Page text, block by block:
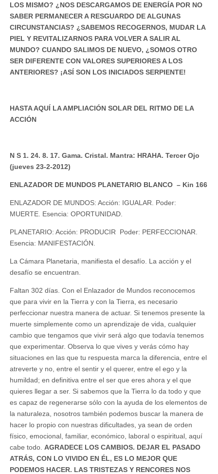
LOS MISMO? ¿NOS DESCARGAMOS DE ENERGÍA POR NO
SABER PERMANECER A RESGUARDO DE ALGUNAS
CIRCUNSTANCIAS? ¿SABEMOS RECOGERNOS, MUDAR LA
PIEL Y REVITALIZARNOS PARA VOLVER A SALIR AL
MUNDO? CUANDO SALIMOS DE NUEVO, ¿SOMOS OTRO
SER DIFERENTE CON VALORES SUPERIORES A LOS
ANTERIORES? ¡ASÍ SON LOS INICIADOS SERPIENTE!
HASTA AQUÍ LA AMPLIACIÓN SOLAR DEL RITMO DE LA
ACCIÓN
N S 1. 24. 8. 17. Gama. Cristal. Mantra: HRAHA. Tercer Ojo
(jueves 23-2-2012)
ENLAZADOR DE MUNDOS PLANETARIO BLANCO – Kin 166
ENLAZADOR DE MUNDOS: Acción: IGUALAR. Poder:
MUERTE. Esencia: OPORTUNIDAD.
PLANETARIO: Acción: PRODUCIR Poder: PERFECCIONAR.
Esencia: MANIFESTACIÓN.
La Cámara Planetaria, manifiesta el desafío. La acción y el
desafío se encuentran.
Faltan 302 días. Con el Enlazador de Mundos reconocemos
que para vivir en la Tierra y con la Tierra, es necesario
perfeccionar nuestra manera de actuar. Si tenemos presente la
muerte simplemente como un aprendizaje de vida, cualquier
cambio que tengamos que vivir será algo que todavía tenemos
que experimentar. Observa lo que vives y verás cómo hay
situaciones en las que tu respuesta marca la diferencia, entre el
atreverte y no, entre el sentir y el querer, entre el ego y la
humildad; en definitiva entre el ser que eres ahora y el que
quieres llegar a ser. Si sabemos que la Tierra lo da todo y que
es capaz de regenerarse sólo con la ayuda de los elementos de
la naturaleza, nosotros también podemos buscar la manera de
hacer lo propio con nuestras dificultades, ya sean de orden
físico, emocional, familiar, económico, laboral o espiritual, aquí
cabe todo. AGRADECE LOS CAMBIOS. DEJAR EL PASADO
ATRÁS, CON LO VIVIDO EN ÉL, ES LO MEJOR QUE
PODEMOS HACER. LAS TRISTEZAS Y RENCORES NOS